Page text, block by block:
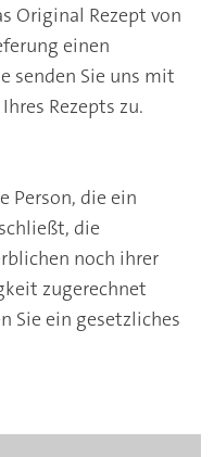
Original Rezept von
einen
senden Sie uns mit
Rezepts zu.
Person, die ein
die
noch ihrer
zugerechnet
Sie ein gesetzliches